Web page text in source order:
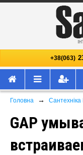
+38(063)
Головна →
GAP